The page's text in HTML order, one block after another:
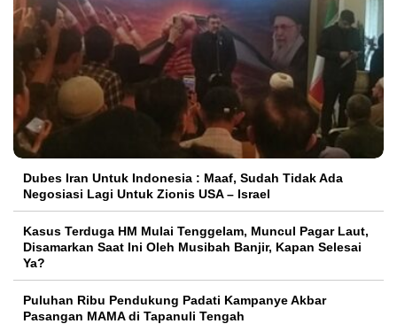
Dubes Iran Untuk Indonesia : Maaf, Sudah Tidak Ada
Negosiasi Lagi Untuk Zionis USA – Israel
Kasus Terduga HM Mulai Tenggelam, Muncul Pagar Laut,
Disamarkan Saat Ini Oleh Musibah Banjir, Kapan Selesai
Ya?
Puluhan Ribu Pendukung Padati Kampanye Akbar
Pasangan MAMA di Tapanuli Tengah